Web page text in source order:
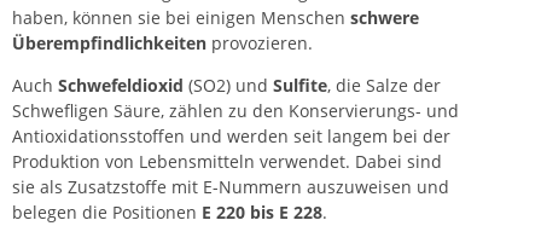
haben, können sie bei einigen Menschen schwere
Überempfindlichkeiten provozieren.
Auch Schwefeldioxid (SO2) und Sulfite, die Salze der
Schwefligen Säure, zählen zu den Konservierungs- und
Antioxidationsstoffen und werden seit langem bei der
Produktion von Lebensmitteln verwendet. Dabei sind
sie als Zusatzstoffe mit E-Nummern auszuweisen und
belegen die Positionen E 220 bis E 228.